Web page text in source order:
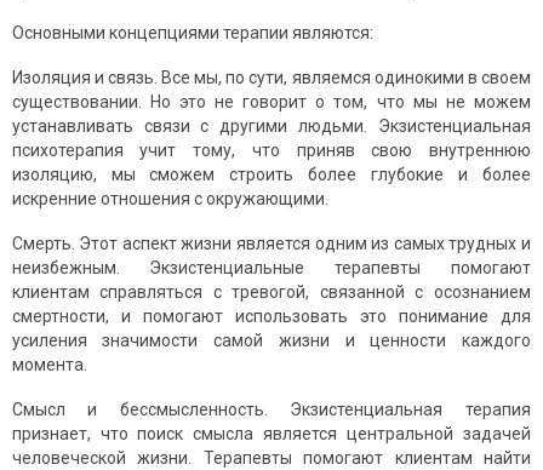
Основными концепциями терапии являются:
Изоляция и связь. Все мы, по сути, являемся одинокими в своем
существовании. Но это не говорит о том, что мы не можем
устанавливать связи с другими людьми. Экзистенциальная
психотерапия учит тому, что приняв свою внутреннюю
изоляцию, мы сможем строить более глубокие и более
искренние отношения с окружающими.
Смерть. Этот аспект жизни является одним из самых трудных и
неизбежным. Экзистенциальные терапевты помогают
клиентам справляться с тревогой, связанной с осознанием
смертности, и помогают использовать это понимание для
усиления значимости самой жизни и ценности каждого
момента.
Смысл и бессмысленность. Экзистенциальная терапия
признает, что поиск смысла является центральной задачей
человеческой жизни. Терапевты помогают клиентам найти